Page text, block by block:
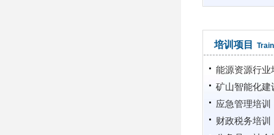
培训项目
能源资源行业
矿山智能化建
应急管理培训
财政税务培训